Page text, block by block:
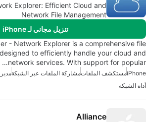
Explorer: Efficient Cloud and
Network File Management
تنزيل مجاني لـ iPhone
- Network Explorer is a comprehensive file
to efficiently handle your cloud and
network services. With support for popular…
iPhoneمستكشف الملفاتمشاركة الملفات عبر الشبكة
أداة الشبكة
Alliance